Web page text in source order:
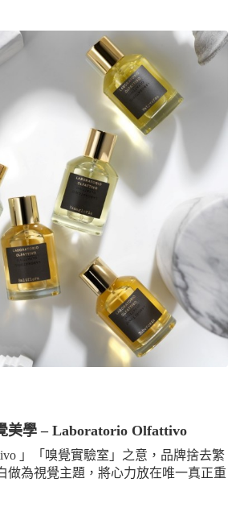
美學 – Laboratorio Olfattivo
」「嗅覺實驗室」之意，品牌捨去繁
做為視覺主題，將心力放在唯一真正重